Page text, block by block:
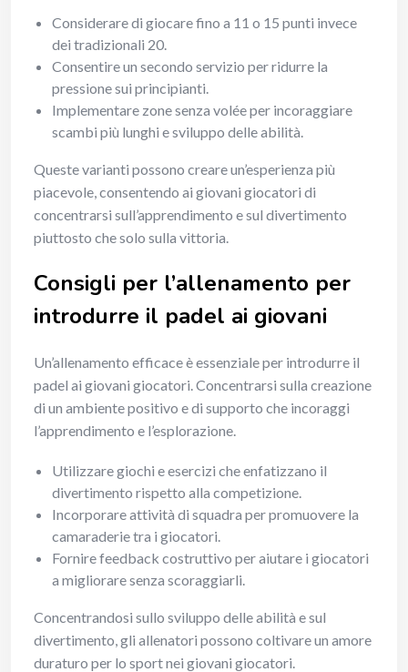
Considerare di giocare fino a 11 o 15 punti invece
dei tradizionali 20.
Consentire un secondo servizio per ridurre la
pressione sui principianti.
Implementare zone senza volée per incoraggiare
scambi più lunghi e sviluppo delle abilità.
Queste varianti possono creare un’esperienza più
piacevole, consentendo ai giovani giocatori di
concentrarsi sull’apprendimento e sul divertimento
piuttosto che solo sulla vittoria.
Consigli per l’allenamento per
introdurre il padel ai giovani
Un’allenamento efficace è essenziale per introdurre il
padel ai giovani giocatori. Concentrarsi sulla creazione
di un ambiente positivo e di supporto che incoraggi
l’apprendimento e l’esplorazione.
Utilizzare giochi e esercizi che enfatizzano il
divertimento rispetto alla competizione.
Incorporare attività di squadra per promuovere la
camaraderie tra i giocatori.
Fornire feedback costruttivo per aiutare i giocatori
a migliorare senza scoraggiarli.
Concentrandosi sullo sviluppo delle abilità e sul
divertimento, gli allenatori possono coltivare un amore
duraturo per lo sport nei giovani giocatori.